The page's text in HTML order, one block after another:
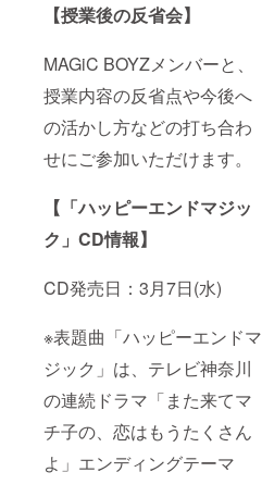
【授業後の反省会】
MAGiC BOYZメンバーと、
授業内容の反省点や今後へ
の活かし方などの打ち合わ
せにご参加いただけます。
【「ハッピーエンドマジッ
ク」CD情報】
CD発売日：3月7日(水)
※表題曲「ハッピーエンドマ
ジック」は、テレビ神奈川
の連続ドラマ「また来てマ
チ子の、恋はもうたくさん
よ」エンディングテーマ